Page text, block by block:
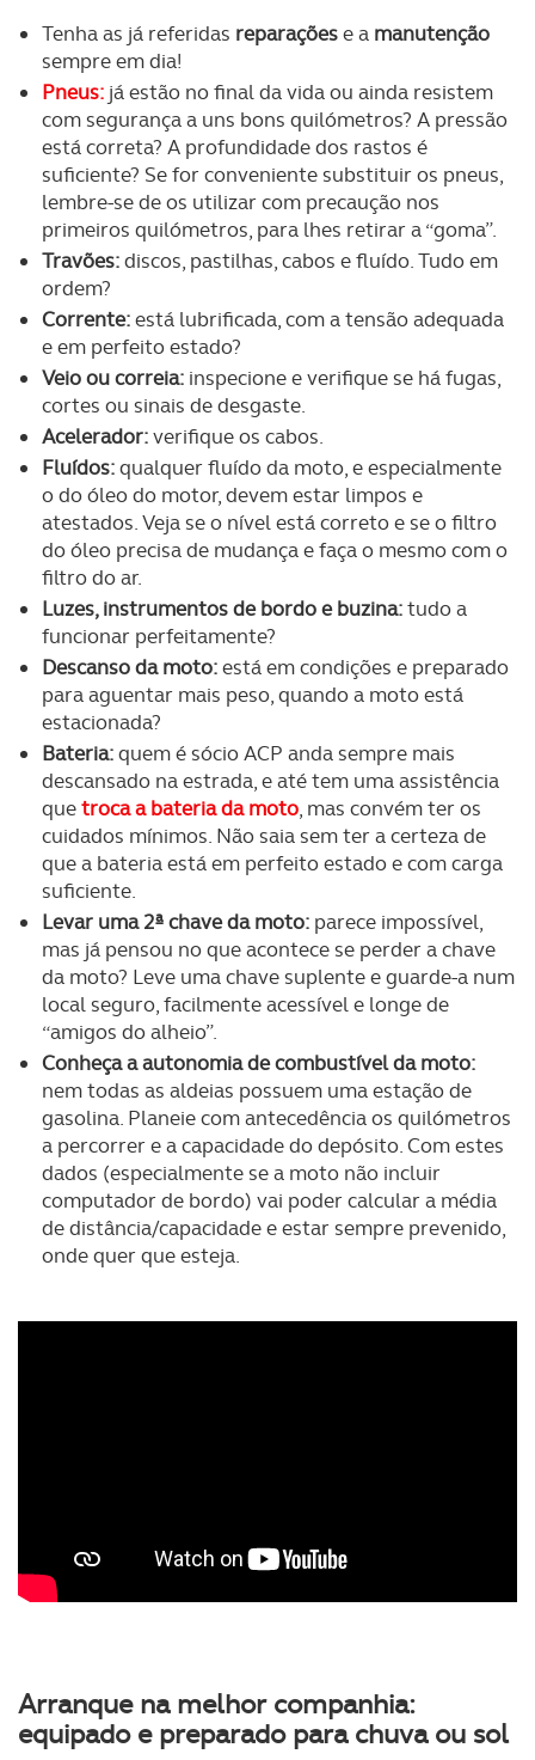
Tenha as já referidas reparaçõese a manutenção
sempre em dia!
Pneus: já estão no final da vida ou ainda resistem
com segurança a uns bons quilómetros? A pressão
está correta? A profundidade dos rastos é
suficiente? Se for conveniente substituir os pneus,
lembre-se de os utilizar com precaução nos
primeiros quilómetros, para lhes retirar a “goma”.
Travões:discos, pastilhas, cabos e fluído. Tudo em
ordem?
Corrente:está lubrificada, com a tensão adequada
e em perfeito estado?
Veio ou correia: inspecione e verifique se há fugas,
cortes ou sinais de desgaste.
Acelerador:verifique os cabos.
Fluídos:qualquer fluído da moto, e especialmente
o do óleo do motor, devem estar limpos e
atestados. Veja se o nível está correto e se o filtro
do óleo precisa de mudança e faça o mesmo com o
filtro do ar.
Luzes, instrumentos de bordo e buzina:tudo a
funcionar perfeitamente?
Descanso da moto:está em condições e preparado
para aguentar mais peso, quando a moto está
estacionada?
Bateria:quem é sócio ACP anda sempre mais
descansado na estrada, e até tem uma assistência
quetroca a bateria da moto, mas convém ter os
cuidados mínimos. Não saia sem ter a certeza de
que a bateria está em perfeito estado e com carga
suficiente.
Levar uma 2ª chave da moto: parece impossível,
mas já pensou no que acontece se perder a chave
da moto? Leve uma chave suplente e guarde-a num
local seguro, facilmente acessível e longe de
“amigos do alheio”.
Conheça a autonomia de combustível da moto:
nem todas as aldeias possuem uma estação de
gasolina. Planeie com antecedência os quilómetros
a percorrer e a capacidade do depósito. Com estes
dados (especialmente se a moto não incluir
computador de bordo) vai poder calcular a média
de distância/capacidade e estar sempre prevenido,
onde quer que esteja.
Arranque na melhor companhia:
equipado e preparado para chuva ou sol